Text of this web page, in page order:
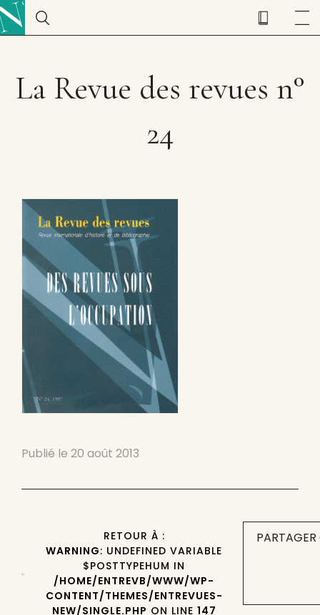
La Revue des revues n°
24
Publié le 20 août 2013
RETOUR À :
WARNING: UNDEFINED VARIABLE
$POSTTYPEHUM IN
/HOME/ENTREVB/WWW/WP-
CONTENT/THEMES/ENTREVUES-
NEW/SINGLE.PHP ON LINE 147